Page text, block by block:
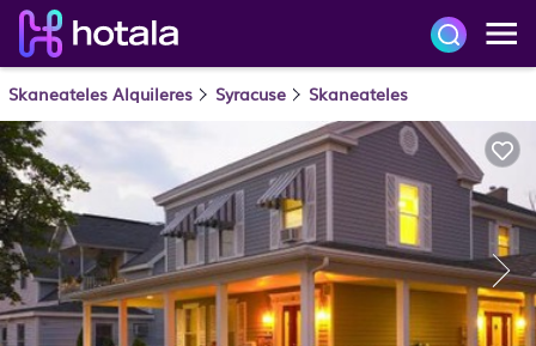
Skaneateles Alquileres Syracuse Skaneateles